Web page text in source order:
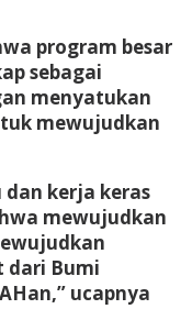
program besar
sebagai
menyatukan
mewujudkan
kerja keras
mewujudkan
dari Bumi
ucapnya